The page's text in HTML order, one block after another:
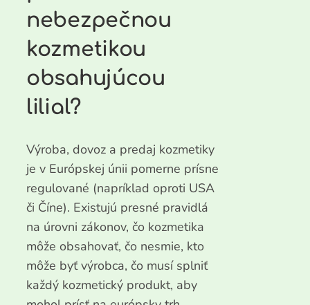
nebezpečnou
kozmetikou
obsahujúcou
lilial?
Výroba, dovoz a predaj kozmetiky
je v Európskej únii pomerne prísne
regulované (napríklad oproti USA
či Číne). Existujú presné pravidlá
na úrovni zákonov, čo kozmetika
môže obsahovať, čo nesmie, kto
môže byť výrobca, čo musí splniť
každý kozmetický produkt, aby